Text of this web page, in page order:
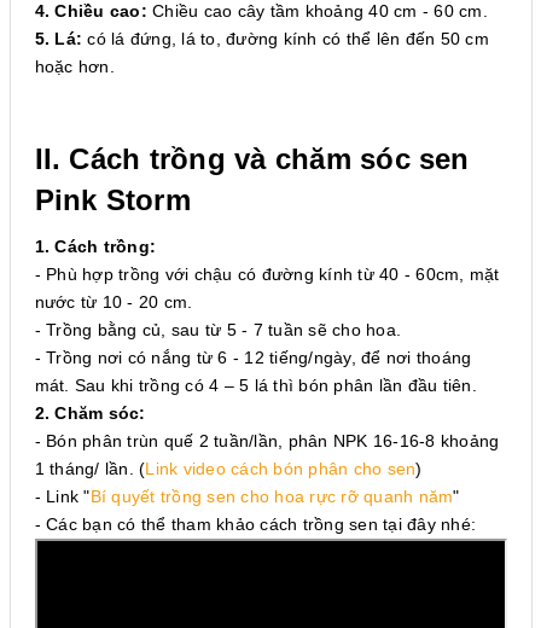
4. Chiều cao: Chiều cao cây tầm khoảng 40 cm - 60 cm.
5. Lá: có lá đứng, lá to, đường kính có thể lên đến 50 cm
hoặc hơn.
II. Cách trồng và chăm sóc sen
Pink Storm
1. Cách trồng:
- Phù hợp trồng với chậu có đường kính từ 40 - 60cm, mặt
nước từ 10 - 20 cm.
- Trồng bằng củ, sau từ 5 - 7 tuần sẽ cho hoa.
- Trồng nơi có nắng từ 6 - 12 tiếng/ngày, để nơi thoáng
mát. Sau khi trồng có 4 – 5 lá thì bón phân lần đầu tiên.
2. Chăm sóc:
- Bón phân trùn quế 2 tuần/lần, phân NPK 16-16-8 khoảng
1 tháng/ lần. (Link video cách bón phân cho sen)
- Link"Bí quyết trồng sen cho hoa rực rỡ quanh năm"
- Các bạn có thể tham khảo cách trồng sen tại đây nhé: